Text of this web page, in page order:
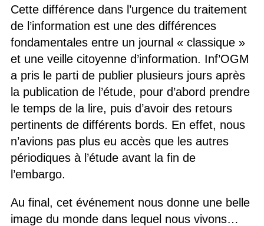
Cette différence dans l’urgence du traitement
de l’information est une des différences
fondamentales entre un journal « classique »
et une veille citoyenne d’information. Inf’OGM
a pris le parti de publier plusieurs jours après
la publication de l’étude, pour d’abord prendre
le temps de la lire, puis d’avoir des retours
pertinents de différents bords. En effet, nous
n’avions pas plus eu accès que les autres
périodiques à l’étude avant la fin de
l’embargo.
Au final, cet événement nous donne une belle
image du monde dans lequel nous vivons…